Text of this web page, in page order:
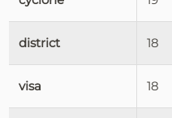
district 18
visa 18